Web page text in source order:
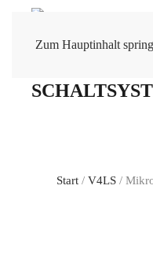
Zum Hauptinhalt
Start / V4LS /